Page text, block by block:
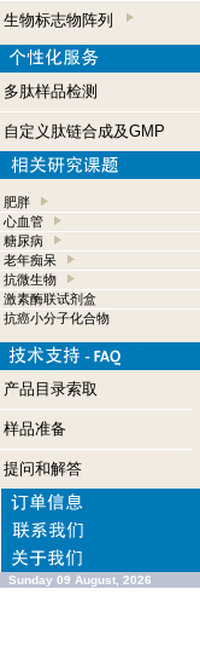
生物标志物阵列
多肽样品检测
自定义肽链合成及GMP
肥胖
心血管
糖尿病
老年痴呆
抗微生物
激素酶联试剂盒
抗癌小分子化合物
产品目录索取
样品准备
提问和解答
Sunday 09 August, 2026